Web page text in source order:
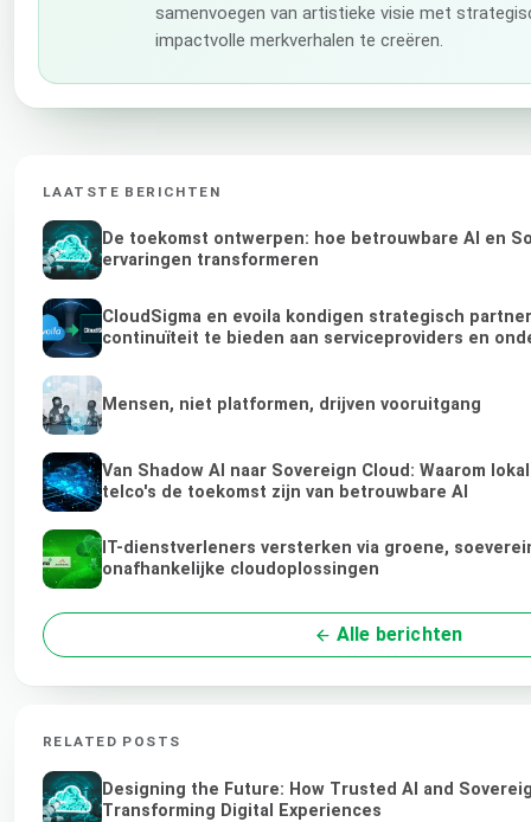
samenvoegen van artistieke visie met
impactvolle merkverhalen te creëren.
LAATSTE BERICHTEN
De toekomst ontwerpen: hoe betrouwbare AI en
ervaringen transformeren
CloudSigma en evoila kondigen strategisch
continuïteit te bieden aan serviceproviders en
Mensen, niet platformen, drijven vooruitgang
Van Shadow AI naar Sovereign Cloud: Waarom
telco's de toekomst zijn van betrouwbare AI
IT-dienstverleners versterken via groene,
onafhankelijke cloudoplossingen
Alle berichten
RELATED POSTS
Designing the Future: How Trusted AI and
Transforming Digital Experiences